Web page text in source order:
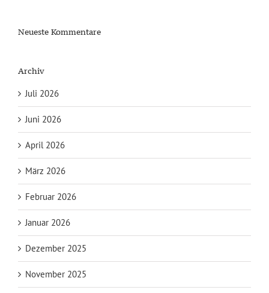
Neueste Kommentare
Archiv
Juli 2026
Juni 2026
April 2026
März 2026
Februar 2026
Januar 2026
Dezember 2025
November 2025